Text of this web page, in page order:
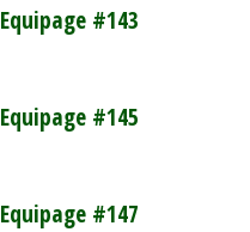
Equipage #143
Equipage #145
Equipage #147